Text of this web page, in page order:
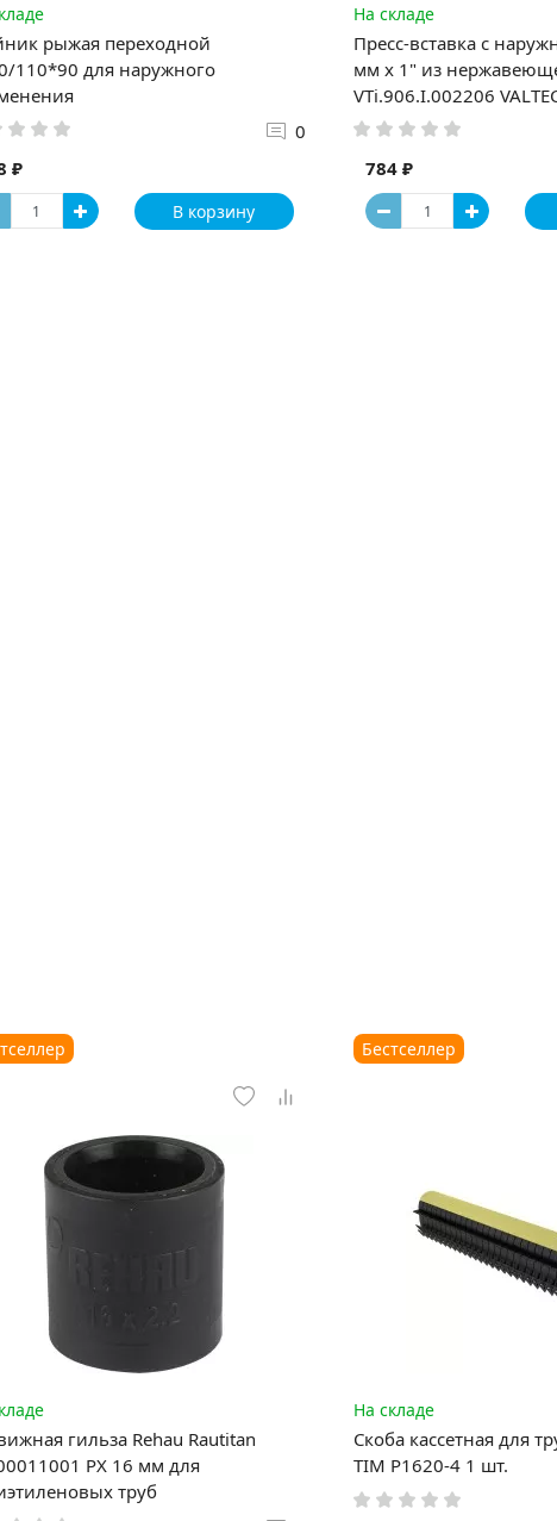
рыжая переходной
110*90 для наружного
0
₽
В корзину
На складе
Пресс-вставка с
мм х 1" из нержавеющей стали
VTi.906.I.002206
784 ₽
гильза Rehau Rautitan
PX 16 мм для
труб
Бестселлер
На складе
Скоба кассетная для
TIM P1620-4 1 шт.